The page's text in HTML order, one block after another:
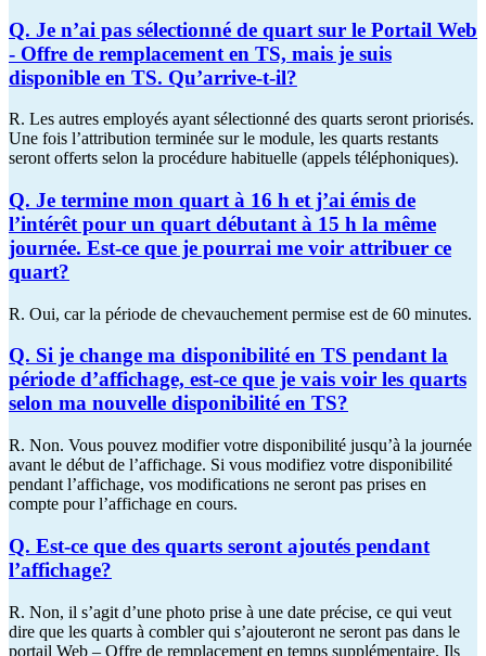
Q. Je n’ai pas sélectionné de quart sur le Portail Web
- Offre de remplacement en TS, mais je suis
disponible en TS. Qu’arrive-t-il?
R. Les autres employés ayant sélectionné des quarts seront priorisés.
Une fois l’attribution terminée sur le module, les quarts restants
seront offerts selon la procédure habituelle (appels téléphoniques).
Q. Je termine mon quart à 16 h et j’ai émis de
l’intérêt pour un quart débutant à 15 h la même
journée. Est-ce que je pourrai me voir attribuer ce
quart?
R. Oui, car la période de chevauchement permise est de 60 minutes.
Q. Si je change ma disponibilité en TS pendant la
période d’affichage, est-ce que je vais voir les quarts
selon ma nouvelle disponibilité en TS?
R. Non. Vous pouvez modifier votre disponibilité jusqu’à la journée
avant le début de l’affichage. Si vous modifiez votre disponibilité
pendant l’affichage, vos modifications ne seront pas prises en
compte pour l’affichage en cours.
Q. Est-ce que des quarts seront ajoutés pendant
l’affichage?
R. Non, il s’agit d’une photo prise à une date précise, ce qui veut
dire que les quarts à combler qui s’ajouteront ne seront pas dans le
portail Web – Offre de remplacement en temps supplémentaire. Ils